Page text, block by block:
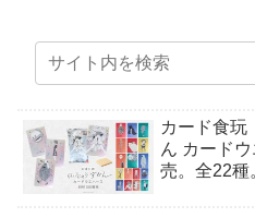
カード食玩
ん カード
売。全22種